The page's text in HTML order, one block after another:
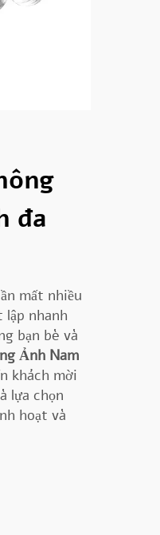
đa
mất nhiều
nhanh
bạn bè và
Ảnh Nam
khách mời
lựa chọn
hoạt và